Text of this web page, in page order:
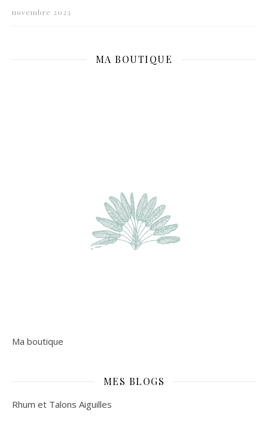
novembre 2023
MA BOUTIQUE
Ma boutique
MES BLOGS
Rhum et Talons Aiguilles